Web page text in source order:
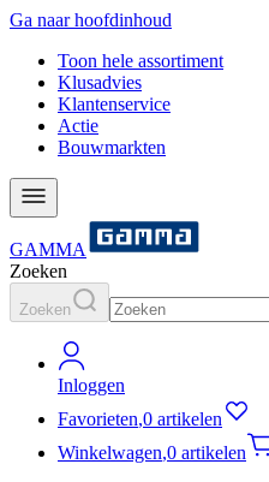
Ga naar hoofdinhoud
Toon hele assortiment
Klusadvies
Klantenservice
Actie
Bouwmarkten
GAMMA
Zoeken
Zoeken
Inloggen
Favorieten,0 artikelen
Winkelwagen,0 artikelen